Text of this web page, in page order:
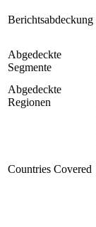
Berichtsabdeckung
Abgedeckte
Segmente
Abgedeckte
Regionen
Countries Covered